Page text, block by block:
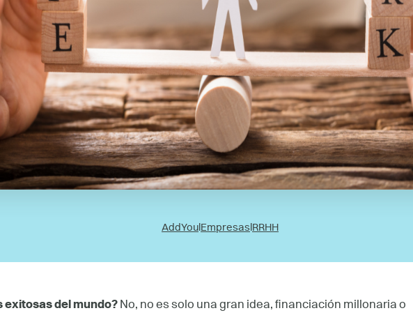
AddYou Empresas RRHH
exitosas del mundo? No, no es solo una gran idea, financiación millonaria o